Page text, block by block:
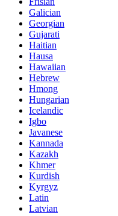
Galician
Georgian
Gujarati
Haitian
Hausa
Hawaiian
Hebrew
Hmong
Hungarian
Icelandic
Igbo
Javanese
Kannada
Kazakh
Khmer
Kurdish
Kyrgyz
Latin
Latvian